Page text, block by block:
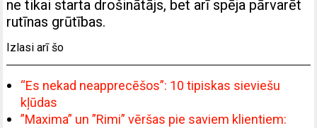
ne tikai starta drošinātājs, bet arī spēja pārvarēt
rutīnas grūtības.
Izlasi arī šo
“Es nekad neapprecēšos”: 10 tipiskas sieviešu
kļūdas
”Maxima” un ”Rimi” vēršas pie saviem klientiem: